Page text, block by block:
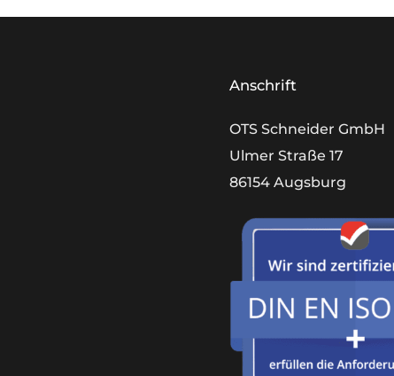
Anschrift
OTS Schneider GmbH
Ulmer Straße 17
86154 Augsburg